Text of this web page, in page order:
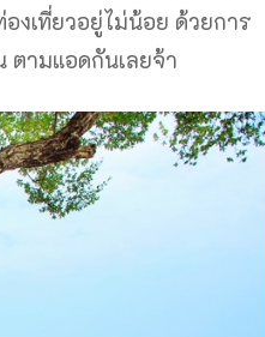
งเที่ยวอยู่ไม่น้อย ด้วยการ
ามแอดกันเลยจ้า